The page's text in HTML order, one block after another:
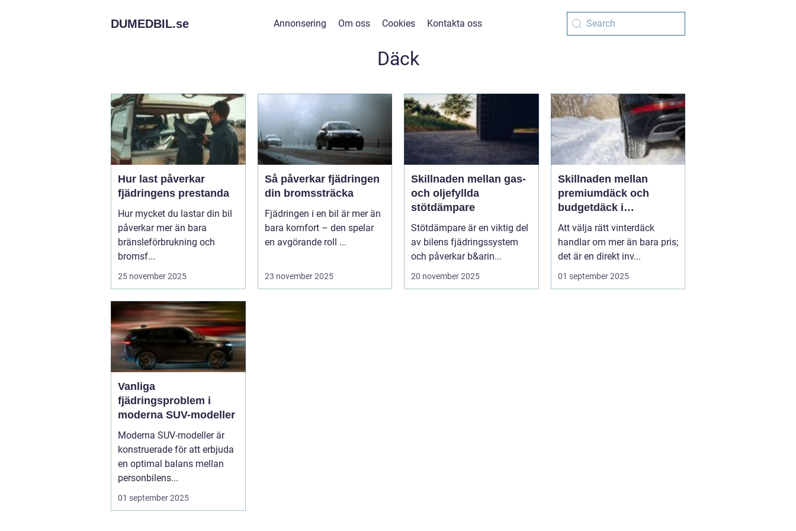
DUMEDBIL.se Annonsering Om oss Cookies Kontakta oss
Däck
Hur last påverkar
fjädringens prestanda
Hur mycket du lastar din bil
påverkar mer än bara
bränsleförbrukning och
bromsf...
25 november 2025
Så påverkar fjädringen
din bromssträcka
Fjädringen i en bil är mer än
bara komfort – den spelar
en avgörande roll ...
23 november 2025
Skillnaden mellan gas-
och oljefyllda
stötdämpare
Stötdämpare är en viktig del
av bilens fjädringssystem
och påverkar b&arin...
20 november 2025
Skillnaden mellan
premiumdäck och
budgetdäck i
vinterväglag
Att välja rätt vinterdäck
handlar om mer än bara pris;
det är en direkt inv...
01 september 2025
Vanliga
fjädringsproblem i
moderna SUV-modeller
Moderna SUV-modeller är
konstruerade för att erbjuda
en optimal balans mellan
personbilens...
01 september 2025